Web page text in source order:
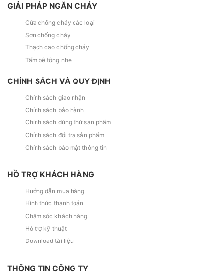
GIẢI PHÁP NGĂN CHÁY
Cửa chống cháy các loại
Sơn chống cháy
Thạch cao chống cháy
Tấm bê tông nhẹ
CHÍNH SÁCH VÀ QUY ĐỊNH
Chính sách giao nhận
Chính sách bảo hành
Chính sách dùng thử sản phẩm
Chính sách đổi trả sản phẩm
Chính sách bảo mật thông tin
HỒ TRỢ KHÁCH HÀNG
Hướng dẫn mua hàng
Hình thức thanh toán
Chăm sóc khách hàng
Hỗ trợ kỹ thuật
Download tài liệu
THÔNG TIN CÔNG TY